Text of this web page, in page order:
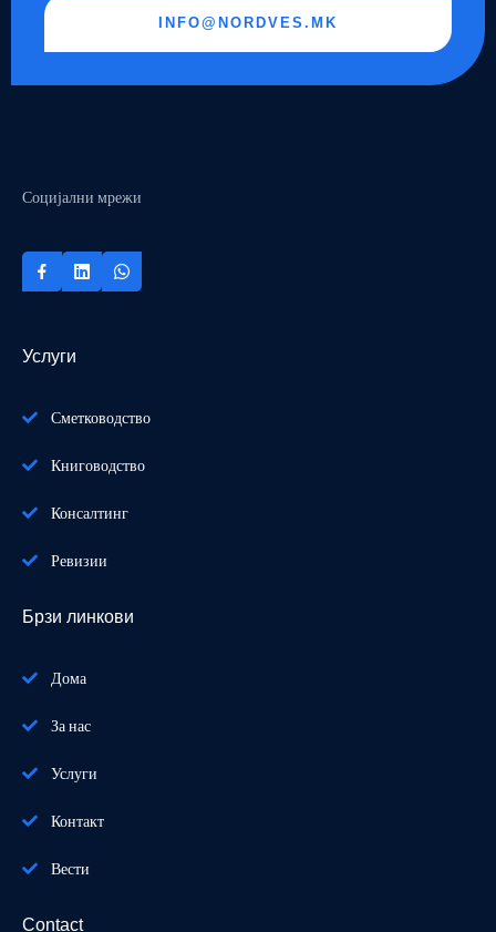
INFO@NORDVES.MK
Социјални мрежи
Услуги
Сметководство
Книговодство
Консалтинг
Ревизии
Брзи линкови
Дома
За нас
Услуги
Контакт
Вести
Contact